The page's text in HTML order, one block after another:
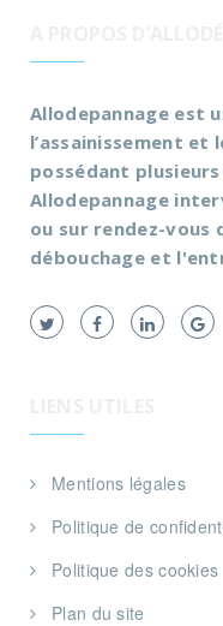
Allodepannage est
l’assainissement et
possédant
Allodepannage
ou sur rendez-vous
débouchage et
Mentions légales
Politique de
Politique des cookies
Plan du site